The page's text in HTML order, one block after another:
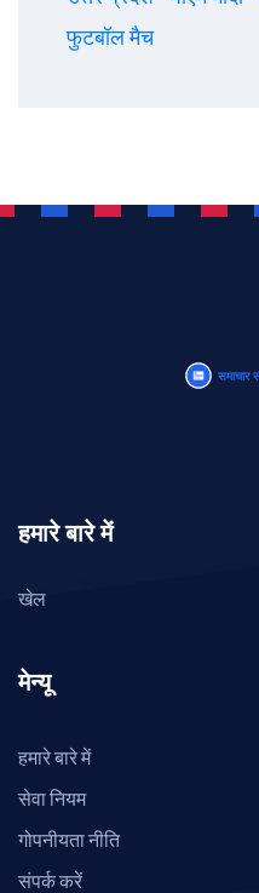
फुटबॉल मैच
हमारे बारे में
खेल
मेन्यू
हमारे बारे में
सेवा नियम
गोपनीयता नीति
संपर्क करें